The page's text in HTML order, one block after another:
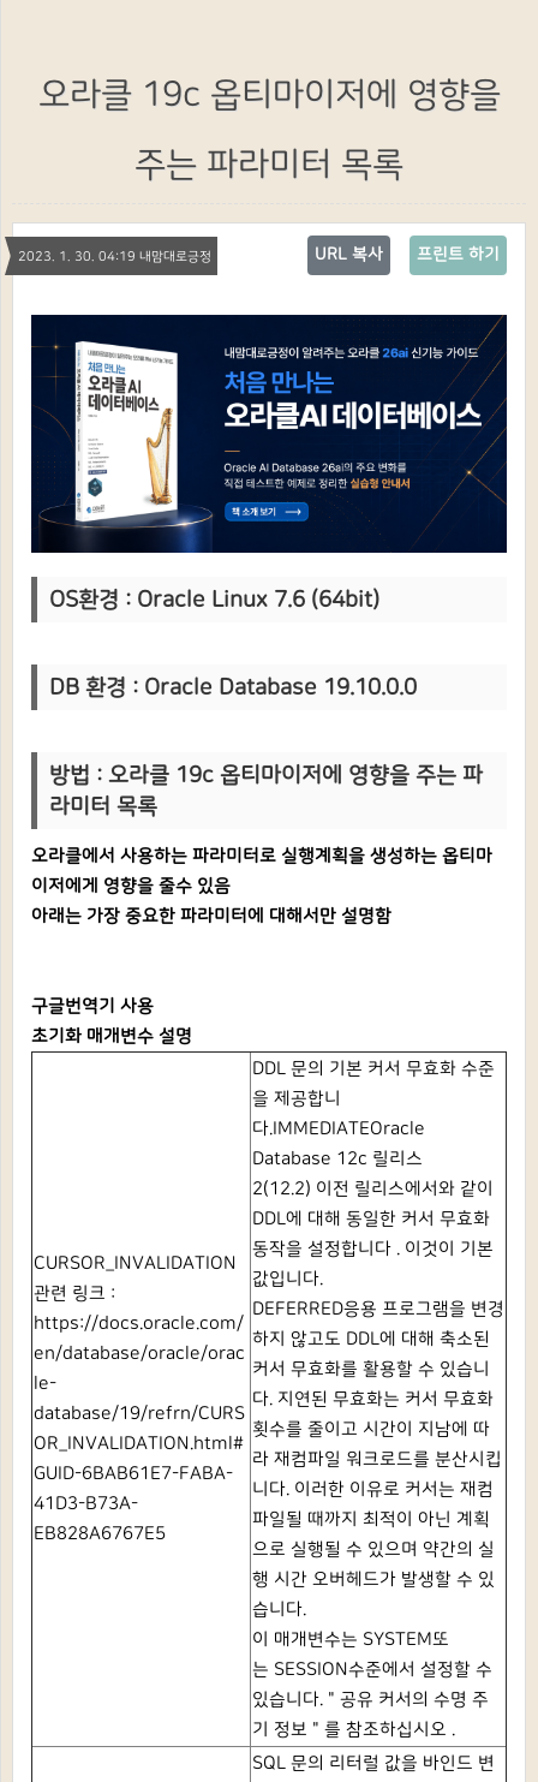
오라클 19c 옵티마이저에 영향을
주는 파라미터 목록
2023. 1. 30. 04:19 내맘대로긍정 프린트 하기
URL 복사
OS환경 : Oracle Linux 7.6 (64bit)
DB 환경 : Oracle Database 19.10.0.0
방법 : 오라클 19c 옵티마이저에 영향을 주는 파
라미터 목록
오라클에서 사용하는 파라미터로 실행계획을 생성하는 옵티마
이저에게 영향을 줄수 있음
아래는 가장 중요한 파라미터에 대해서만 설명함
구글번역기 사용
초기화 매개변수 설명
CURSOR_INVALIDATION
관련 링크 :
https://docs.oracle.com/
en/database/oracle/orac
le-
database/19/refrn/CURS
OR_INVALIDATION.html#
GUID-6BAB61E7-FABA-
41D3-B73A-
EB828A6767E5
DDL 문의 기본 커서 무효화 수준
을 제공합니
다.IMMEDIATEOracle
Database 12c 릴리스
2(12.2) 이전 릴리스에서와 같이
DDL에 대해 동일한 커서 무효화
동작을 설정합니다 . 이것이 기본
값입니다.
DEFERRED응용 프로그램을 변경
하지 않고도 DDL에 대해 축소된
커서 무효화를 활용할 수 있습니
다. 지연된 무효화는 커서 무효화
횟수를 줄이고 시간이 지남에 따
라 재컴파일 워크로드를 분산시킵
니다. 이러한 이유로 커서는 재컴
파일될 때까지 최적이 아닌 계획
으로 실행될 수 있으며 약간의 실
행 시간 오버헤드가 발생할 수 있
습니다.
이 매개변수는 SYSTEM또
는 SESSION수준에서 설정할 수
있습니다. " 공유 커서의 수명 주
기 정보 " 를 참조하십시오 .
SQL 문의 리터럴 값을 바인드 변